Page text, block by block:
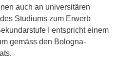
auch an universitären
Studiums zum Erwerb
I entspricht einem
gemäss den Bologna-